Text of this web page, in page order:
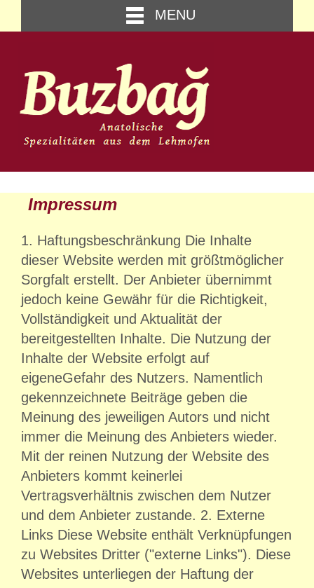
MENU
Impressum
1. Haftungsbeschränkung Die Inhalte
dieser Website werden mit größtmöglicher
Sorgfalt erstellt. Der Anbieter übernimmt
jedoch keine Gewähr für die Richtigkeit,
Vollständigkeit und Aktualität der
bereitgestellten Inhalte. Die Nutzung der
Inhalte der Website erfolgt auf
eigeneGefahr des Nutzers. Namentlich
gekennzeichnete Beiträge geben die
Meinung des jeweiligen Autors und nicht
immer die Meinung des Anbieters wieder.
Mit der reinen Nutzung der Website des
Anbieters kommt keinerlei
Vertragsverhältnis zwischen dem Nutzer
und dem Anbieter zustande. 2. Externe
Links Diese Website enthält Verknüpfungen
zu Websites Dritter ("externe Links"). Diese
Websites unterliegen der Haftung der